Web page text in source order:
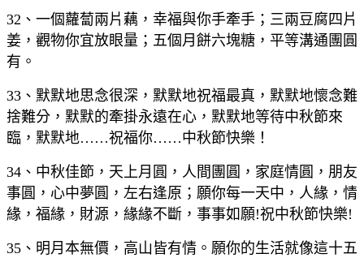
32、一個蘿蔔兩片藕，幸福與你手牽手；三兩豆腐四片
姜，觀物你宜放眼量；五個月餅六塊糖，平等溝通團圓
有。
33、默默地思念很深，默默地祝福最真，默默地懷念難
捨難分，默默的牽掛永遠在心，默默地等待中秋節來
臨，默默地……祝福你……中秋節快樂！
34、中秋佳節，天上月圓，人間團圓，家庭情圓，朋友
事圓，心中夢圓，左右逢原；願你每一天中，人緣，情
緣，福緣，財源，緣緣不斷，事事如願!祝中秋節快樂!
35、明月本無價，高山皆有情。願你的生活就像這十五